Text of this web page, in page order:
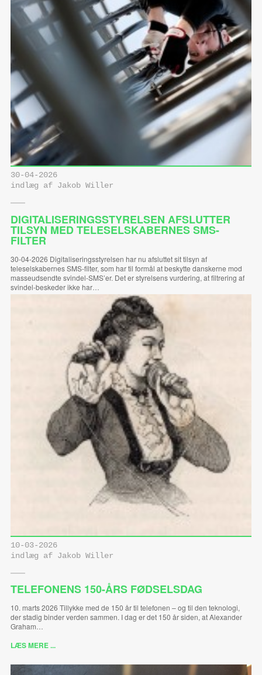
30-04-2026
indlæg af Jakob Willer
DIGITALISERINGSSTYRELSEN AFSLUTTER
TILSYN MED TELESELSKABERNES SMS-
FILTER
30-04-2026 Digitaliseringsstyrelsen har nu afsluttet sit tilsyn af
teleselskabernes SMS-filter, som har til formål at beskytte danskerne mod
masseudsendte svindel-SMS’er. Det er styrelsens vurdering, at filtrering af
svindel-beskeder ikke har…
10-03-2026
indlæg af Jakob Willer
TELEFONENS 150-ÅRS FØDSELSDAG
10. marts 2026 Tillykke med de 150 år til telefonen – og til den teknologi,
der stadig binder verden sammen. I dag er det 150 år siden, at Alexander
Graham…
LÆS MERE ...